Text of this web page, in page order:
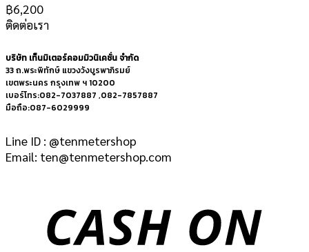
฿6,200
ติดต่อเรา
บริษัท เท็นมิเตอร์คอมมิวนิเคชั่น จำกัด
33 ถ.พระพิทักษ์ แขวงวังบูรพาภิรมย์
เขตพระนคร กรุงเทพ ฯ 10200
เบอร์โทร:082-7037887 ,082-7857887
มือถือ:087-6029999
Line ID : @tenmetershop
Email: ten@tenmetershop.com